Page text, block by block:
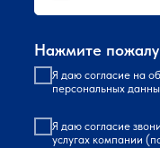
Нажмите
Я даю согласие на
персональных
Я даю согласие
услугах компании